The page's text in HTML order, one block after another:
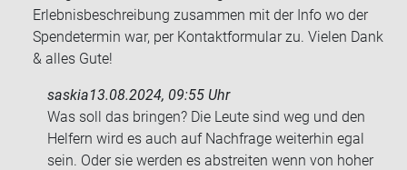
Erlebnisbeschreibung zusammen mit der Info wo der
Spendetermin war, per Kontaktformular zu. Vielen Dank
& alles Gute!
saskia13.08.2024, 09:55 Uhr
Was soll das brin­gen? Die Leute sind weg und den
Hel­fern wird es auch auf Nach­fra­ge wei­ter­hin egal
sein. Oder sie wer­den es ab­strei­ten wenn von hoher